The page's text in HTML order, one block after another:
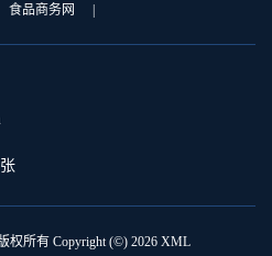
食品商务网
权所有 Copyright (©) 2026 XML